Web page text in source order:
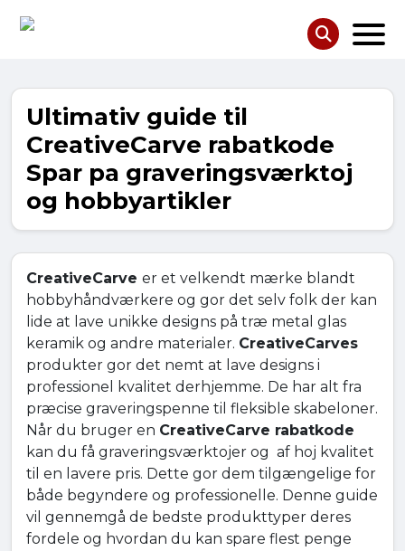
Ultimativ guide til
CreativeCarve rabatkode
Spar pa graveringsværktoj
og hobbyartikler
CreativeCarve er et velkendt mærke blandt
hobbyhåndværkere og gor det selv folk der kan
lide at lave unikke designs på træ metal glas
keramik og andre materialer. CreativeCarves
produkter gor det nemt at lave designs i
professionel kvalitet derhjemme. De har alt fra
præcise graveringspenne til fleksible skabeloner.
Når du bruger en CreativeCarve rabatkode
kan du få graveringsværktojer og af hoj kvalitet
til en lavere pris. Dette gor dem tilgængelige for
både begyndere og professionelle. Denne guide
vil gennemgå de bedste produkttyper deres
fordele og hvordan du kan spare flest penge